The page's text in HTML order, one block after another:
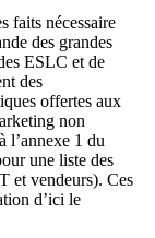
faits nécessaire
des grandes
ESLC et de
des
offertes aux
non
l’annexe 1 du
une liste des
et vendeurs). Ces
d’ici le